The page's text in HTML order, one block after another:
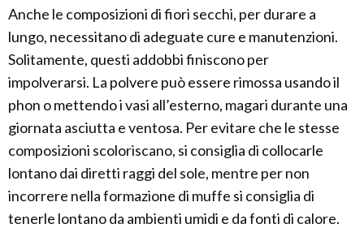
Anche le composizioni di fiori secchi, per durare a
lungo, necessitano di adeguate cure e manutenzioni.
Solitamente, questi addobbi finiscono per
impolverarsi. La polvere può essere rimossa usando il
phon o mettendo i vasi all’esterno, magari durante una
giornata asciutta e ventosa. Per evitare che le stesse
composizioni scoloriscano, si consiglia di collocarle
lontano dai diretti raggi del sole, mentre per non
incorrere nella formazione di muffe si consiglia di
tenerle lontano da ambienti umidi e da fonti di calore.